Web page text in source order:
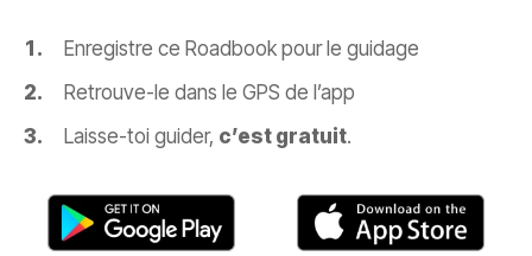
Enregistre ce Roadbook pour le guidage
Retrouve-le dans le GPS de l’app
Laisse-toi guider, c’est gratuit.